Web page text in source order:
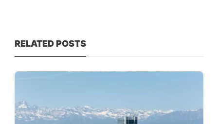
RELATED POSTS